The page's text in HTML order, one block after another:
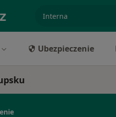
Ubezpieczenie